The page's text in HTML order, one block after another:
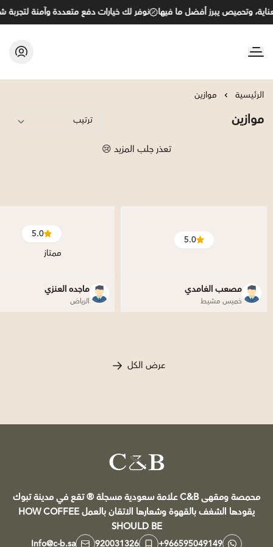
وتحميص يبرز أفضل ما فيها نوفر لك خيارات دفع متعددة وآمنة لتجربة
C&B
الرئيسية موازين
موازين
تعذر جلب المزيد 😢
5.0
مصعب الغامدي
خميس مشيط
5.0
ممتاز
ماجده العنزي
الرياض
عرض الكل
محمصة ومقهى C&B علامة سعودية مسجلة ®️ تقع في مدينة تبوك
يقودها الشغف بالقهوة وشعارها الاتقان بالعمل HOW COFFEE
SHOULD BE
+966595049149
920031326
Info@c-b.sa